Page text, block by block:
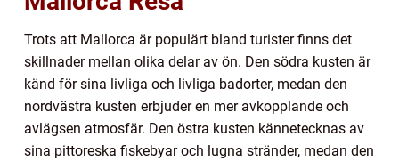
Trots att Mallorca är populärt bland turister finns det
skillnader mellan olika delar av ön. Den södra kusten är
känd för sina livliga och livliga badorter, medan den
nordvästra kusten erbjuder en mer avkopplande och
avlägsen atmosfär. Den östra kusten kännetecknas av
sina pittoreska fiskebyar och lugna stränder, medan den